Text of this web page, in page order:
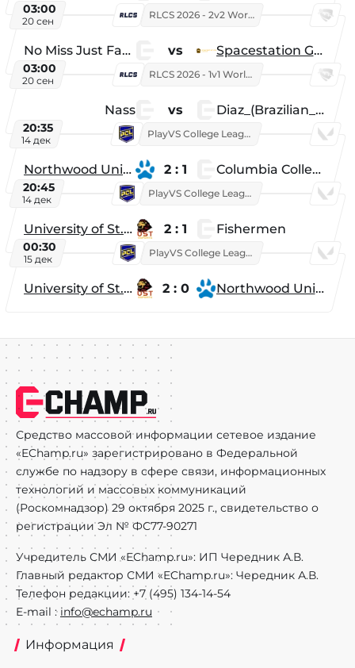
03:00
20 сен
RLCS 2026 - 2v2 World Championship
No Miss Just Fake vs Spacestation Gaming
03:00
20 сен
RLCS 2026 - 1v1 World Championship
Nass vs Diaz_(Brazilian_Player)
20:35
14 дек
PlayVS College League 2025: Fall
Northwood University 2 : 1 Columbia College
20:45
14 дек
PlayVS College League 2025: Fall
University of St. Thomas 2 : 1 Fishermen
00:30
15 дек
PlayVS College League 2025: Fall
University of St. Thomas 2 : 0 Northwood University
Средство массовой информации сетевое издание
«EChamp.ru» зарегистрировано в Федеральной
службе по надзору в сфере связи, информационных
технологий и массовых коммуникаций
(Роскомнадзор) 29 октября 2025 г., свидетельство о
регистрации Эл № ФС77-90271
Учредитель СМИ «EChamp.ru»: ИП Чередник А.В.
Главный редактор СМИ «EChamp.ru»: Чередник А.В.
Телефон редакции: +7 (495) 134-14-54
E-mail : info@echamp.ru
Информация